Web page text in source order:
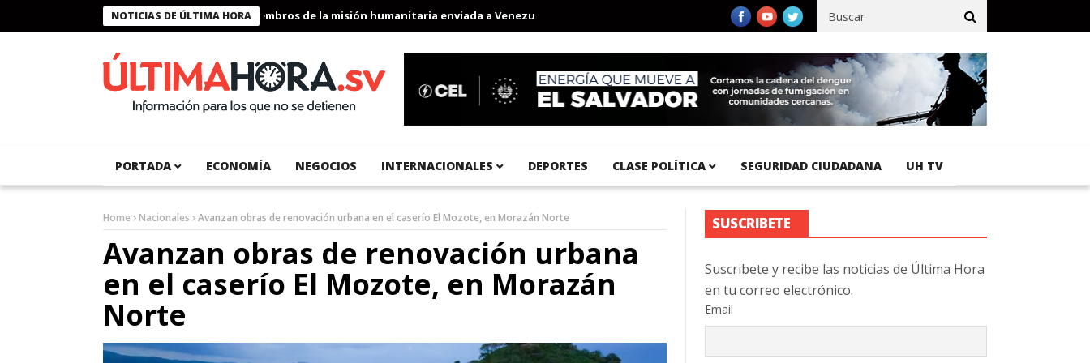
NOTICIAS DE ÚLTIMA HORA
Presidente Bukele condecora a miembros de la misión humanitaria enviada a Venezuela Aeropuerto Internacional del Pacífico registra 92 % de avance en obras de terracería
PORTADA ECONOMÍA NEGOCIOS INTERNACIONALES DEPORTES CLASE POLÍTICA SEGURIDAD CIUDADANA UH TV
Home Nacionales Avanzan obras de renovación urbana en el caserío El Mozote, en Morazán Norte
Avanzan obras de renovación urbana
en el caserío El Mozote, en Morazán
Norte
SUSCRIBETE
Suscribete y recibe las noticias de Última Hora
en tu correo electrónico.
Email